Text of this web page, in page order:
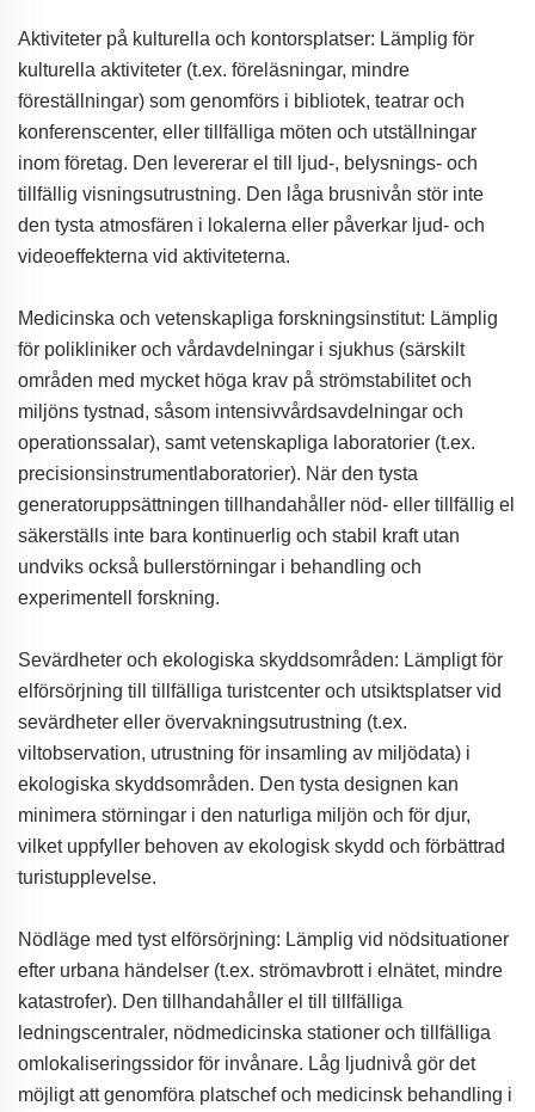
Aktiviteter på kulturella och kontorsplatser: Lämplig för
kulturella aktiviteter (t.ex. föreläsningar, mindre
föreställningar) som genomförs i bibliotek, teatrar och
konferenscenter, eller tillfälliga möten och utställningar
inom företag. Den levererar el till ljud-, belysnings- och
tillfällig visningsutrustning. Den låga brusnivån stör inte
den tysta atmosfären i lokalerna eller påverkar ljud- och
videoeffekterna vid aktiviteterna.
Medicinska och vetenskapliga forskningsinstitut: Lämplig
för polikliniker och vårdavdelningar i sjukhus (särskilt
områden med mycket höga krav på strömstabilitet och
miljöns tystnad, såsom intensivvårdsavdelningar och
operationssalar), samt vetenskapliga laboratorier (t.ex.
precisionsinstrumentlaboratorier). När den tysta
generatoruppsättningen tillhandahåller nöd- eller tillfällig el
säkerställs inte bara kontinuerlig och stabil kraft utan
undviks också bullerstörningar i behandling och
experimentell forskning.
Sevärdheter och ekologiska skyddsområden: Lämpligt för
elförsörjning till tillfälliga turistcenter och utsiktsplatser vid
sevärdheter eller övervakningsutrustning (t.ex.
viltobservation, utrustning för insamling av miljödata) i
ekologiska skyddsområden. Den tysta designen kan
minimera störningar i den naturliga miljön och för djur,
vilket uppfyller behoven av ekologisk skydd och förbättrad
turistupplevelse.
Nödläge med tyst elförsörjning: Lämplig vid nödsituationer
efter urbana händelser (t.ex. strömavbrott i elnätet, mindre
katastrofer). Den tillhandahåller el till tillfälliga
ledningscentraler, nödmedicinska stationer och tillfälliga
omlokaliseringssidor för invånare. Låg ljudnivå gör det
möjligt att genomföra platschef och medicinsk behandling i